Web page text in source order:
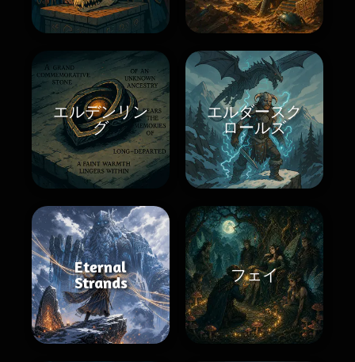
エルデンリン
グ
エルダースク
ロールズ
Eternal
Strands
フェイ